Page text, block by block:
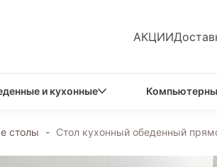
АКЦИИ
и кухонные
столы - Стол кухонный обеденный